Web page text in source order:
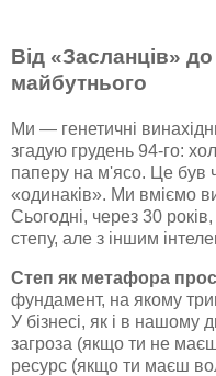
Від «Засланців» до
майбутнього
Ми — генетичні
згадую грудень 94-го:
паперу на м'ясо. Це був
«одинаків». Ми вміємо
Сьогодні, через 30
степу, але з іншим
Степ як метафора
фундамент, на якому
У бізнесі, як і в нашому
загроза (якщо ти не
ресурс (якщо ти маєш